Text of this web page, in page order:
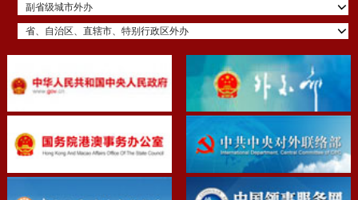
副省级城市外办
省、自治区、直辖市、特别行政区外办